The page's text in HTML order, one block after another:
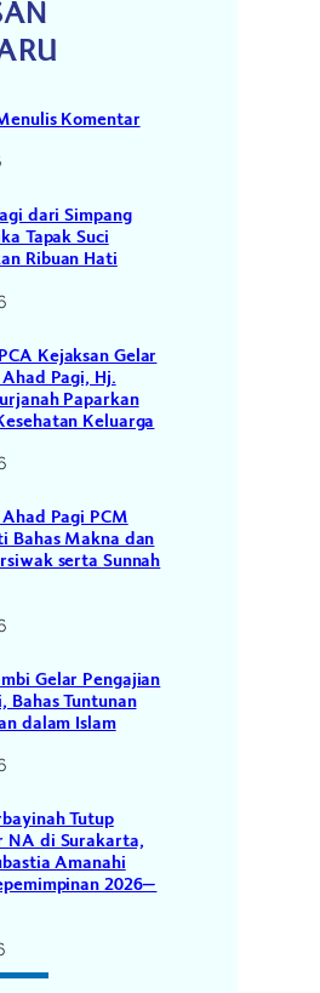
Komentar
dari Simpang
Tapak Suci
Ribuan Hati
Kejaksan Gelar
Pagi, Hj.
Paparkan
Keluarga
Pagi PCM
Bahas Makna dan
serta Sunnah
Gelar Pengajian
Bahas Tuntunan
dalam Islam
Tutup
NA di Surakarta,
Amanahi
2026–